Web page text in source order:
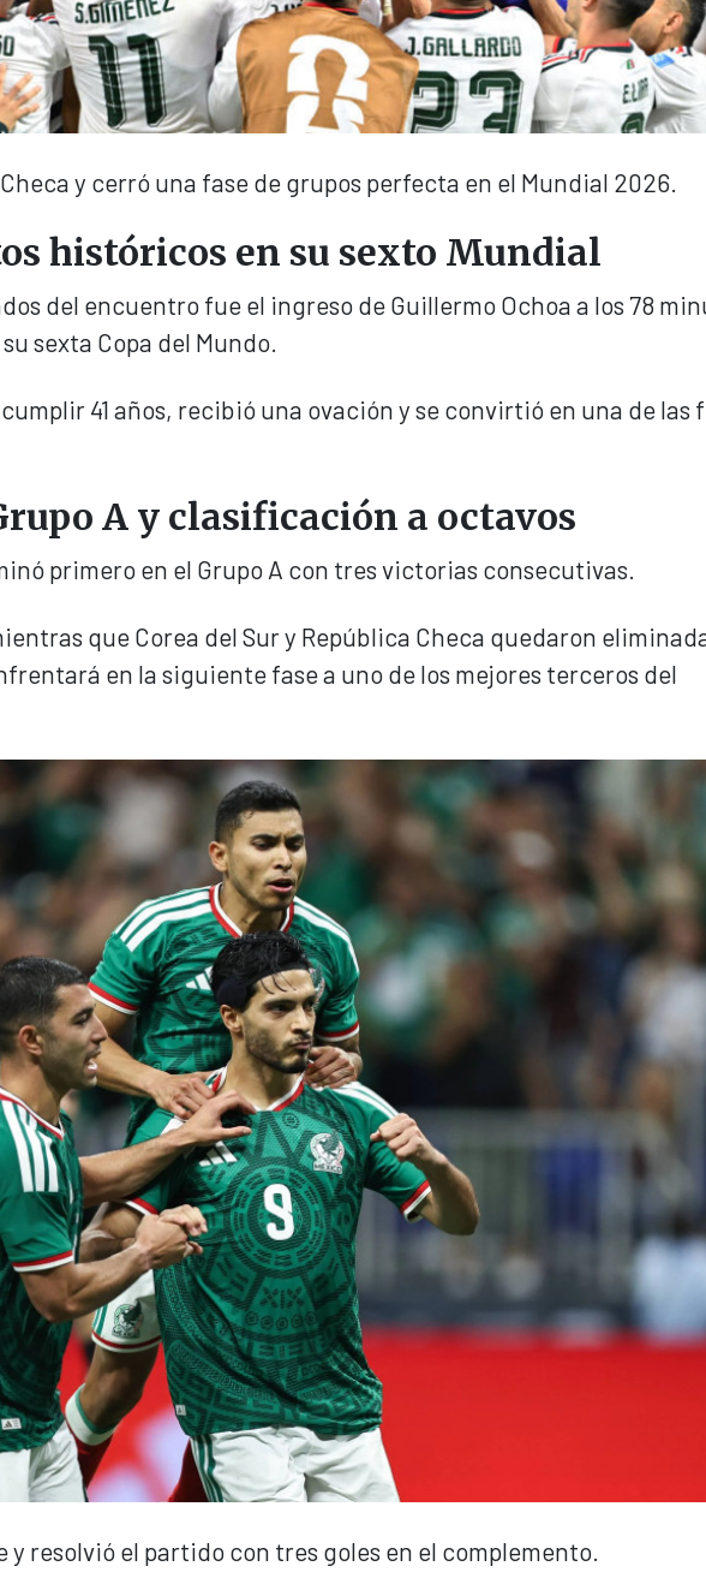
y cerró una fase de grupos perfecta en el Mundial 2026.
históricos en su sexto Mundial
del encuentro fue el ingreso de Guillermo Ochoa a los 78
sexta Copa del Mundo.
41 años, recibió una ovación y se convirtió en una de las
A y clasificación a octavos
primero en el Grupo A con tres victorias consecutivas.
que Corea del Sur y República Checa quedaron
en la siguiente fase a uno de los mejores terceros del
y resolvió el partido con tres goles en el complemento.